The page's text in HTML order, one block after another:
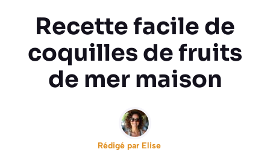
Recette facile de
coquilles de fruits
de mer maison
Rédigé par Elise